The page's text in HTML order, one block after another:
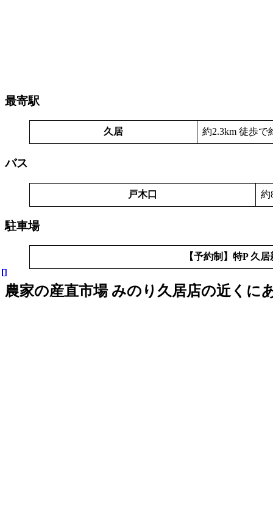
最寄駅
久居 約2.3km 徒歩で
バス
戸木口 約
駐車場
【予約制】特P 久
農家の産直市場 みのり久居店の近くに